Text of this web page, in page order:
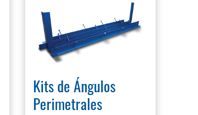
Kits de Ángulos
Perimetrales